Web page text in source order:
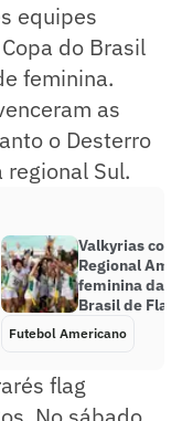
equipes
do Brasil
feminina.
as
o Desterro
Sul.
Valkyrias
Regional
feminina da
Brasil de
Futebol Americano
flag